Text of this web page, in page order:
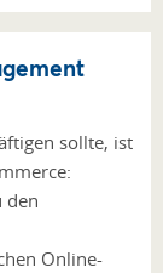
sollte, ist
den
Online-